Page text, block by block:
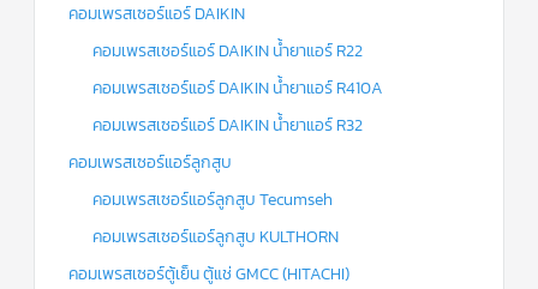
คอมเพรสเซอร์แอร์ DAIKIN
คอมเพรสเซอร์แอร์ DAIKIN น้ำยาแอร์ R22
คอมเพรสเซอร์แอร์ DAIKIN น้ำยาแอร์ R410A
คอมเพรสเซอร์แอร์ DAIKIN น้ำยาแอร์ R32
คอมเพรสเซอร์แอร์ลูกสูบ
คอมเพรสเซอร์แอร์ลูกสูบ Tecumseh
คอมเพรสเซอร์แอร์ลูกสูบ KULTHORN
คอมเพรสเซอร์ตู้เย็น ตู้แช่ GMCC (HITACHI)